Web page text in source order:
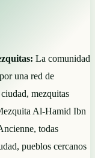
La comunidad
una red de
mezquitas
Al-Hamid Ibn
todas
pueblos cercanos